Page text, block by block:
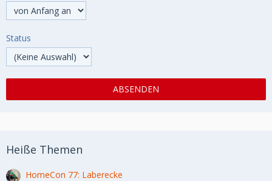
Status
Heiße Themen
HomeCon 77: Laberecke